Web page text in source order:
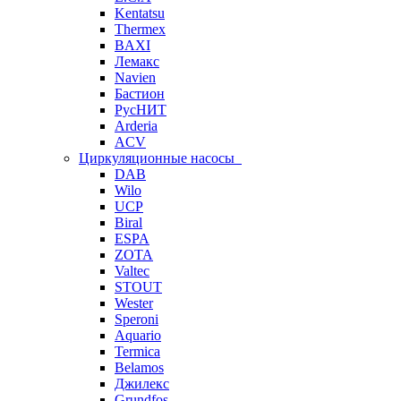
Kentatsu
Thermex
BAXI
Лемакс
Navien
Бастион
РусНИТ
Arderia
ACV
Циркуляционные насосы
DAB
Wilo
UCP
Biral
ESPA
ZOTA
Valtec
STOUT
Wester
Speroni
Aquario
Termica
Belamos
Джилекс